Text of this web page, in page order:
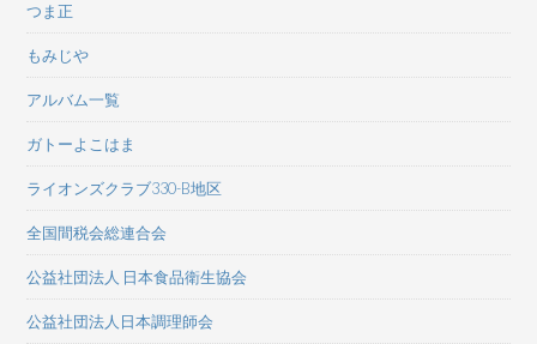
つま正
もみじや
アルバム一覧
ガトーよこはま
ライオンズクラブ330-B地区
全国間税会総連合会
公益社団法人 日本食品衛生協会
公益社団法人日本調理師会